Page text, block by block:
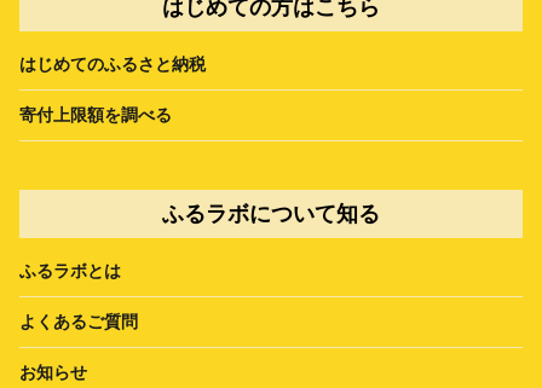
はじめての方はこちら
はじめてのふるさと納税
寄付上限額を調べる
ふるラボについて知る
ふるラボとは
よくあるご質問
お知らせ